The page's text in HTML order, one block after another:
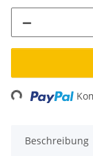
Beschreibung